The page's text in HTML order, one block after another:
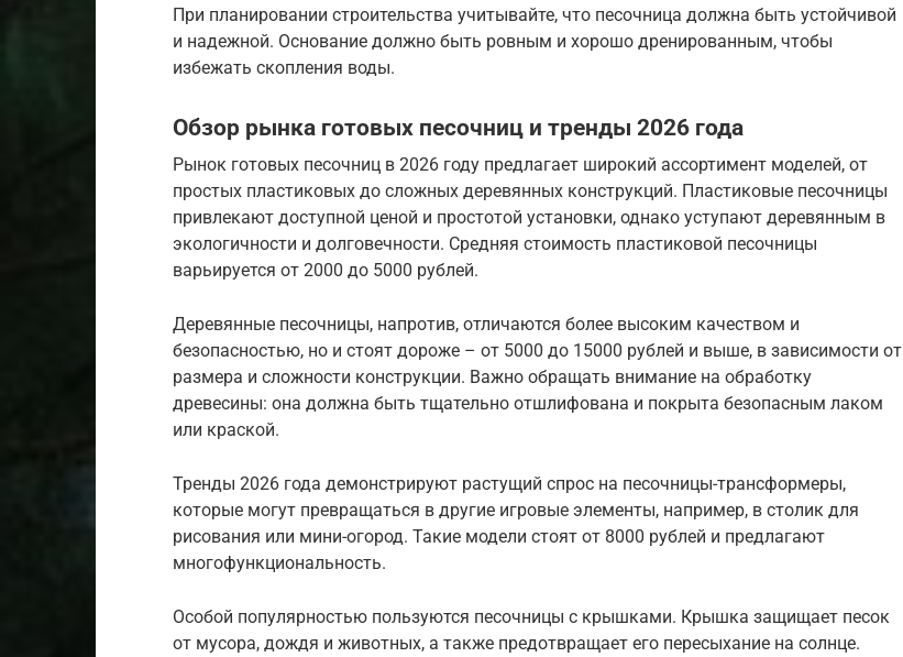
При планировании строительства учитывайте, что песочница должна быть устойчивой
и надежной. Основание должно быть ровным и хорошо дренированным, чтобы
избежать скопления воды.
Обзор рынка готовых песочниц и тренды 2026 года
Рынок готовых песочниц в 2026 году предлагает широкий ассортимент моделей, от
простых пластиковых до сложных деревянных конструкций. Пластиковые песочницы
привлекают доступной ценой и простотой установки, однако уступают деревянным в
экологичности и долговечности. Средняя стоимость пластиковой песочницы
варьируется от 2000 до 5000 рублей.
Деревянные песочницы, напротив, отличаются более высоким качеством и
безопасностью, но и стоят дороже – от 5000 до 15000 рублей и выше, в зависимости от
размера и сложности конструкции. Важно обращать внимание на обработку
древесины: она должна быть тщательно отшлифована и покрыта безопасным лаком
или краской.
Тренды 2026 года демонстрируют растущий спрос на песочницы-трансформеры,
которые могут превращаться в другие игровые элементы, например, в столик для
рисования или мини-огород. Такие модели стоят от 8000 рублей и предлагают
многофункциональность.
Особой популярностью пользуются песочницы с крышками. Крышка защищает песок
от мусора, дождя и животных, а также предотвращает его пересыхание на солнце.